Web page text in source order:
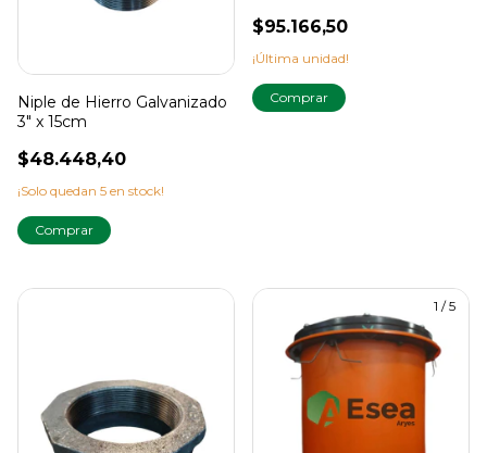
Niple de Hierro Galvanizado
3" x 15cm
$48.448,40
¡Solo quedan 5 en stock!
$95.166,50
¡Última unidad!
1 /5